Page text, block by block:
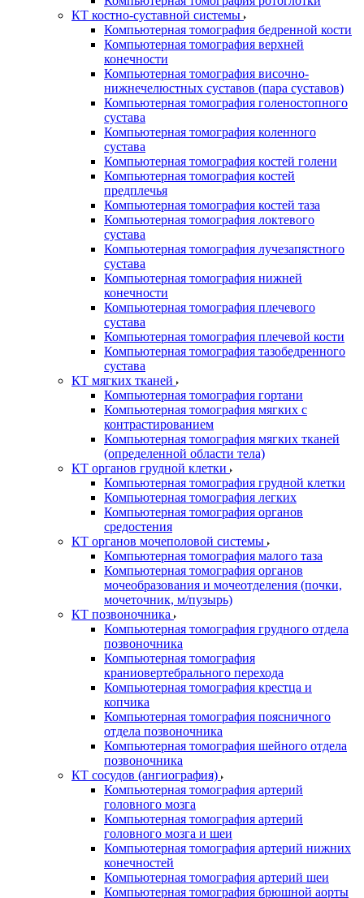
КТ костно-суставной системы
Компьютерная томография бедренной кости
Компьютерная томография верхней
конечности
Компьютерная томография височно-
нижнечелюстных суставов (пара суставов)
Компьютерная томография голеностопного
сустава
Компьютерная томография коленного
сустава
Компьютерная томография костей голени
Компьютерная томография костей
предплечья
Компьютерная томография костей таза
Компьютерная томография локтевого
сустава
Компьютерная томография лучезапястного
сустава
Компьютерная томография нижней
конечности
Компьютерная томография плечевого
сустава
Компьютерная томография плечевой кости
Компьютерная томография тазобедренного
сустава
КТ мягких тканей
Компьютерная томография гортани
Компьютерная томография мягких с
контрастированием
Компьютерная томография мягких тканей
(определенной области тела)
КТ органов грудной клетки
Компьютерная томография грудной клетки
Компьютерная томография легких
Компьютерная томография органов
средостения
КТ органов мочеполовой системы
Компьютерная томография малого таза
Компьютерная томография органов
мочеобразования и мочеотделения (почки,
мочеточник, м/пузырь)
КТ позвоночника
Компьютерная томография грудного отдела
позвоночника
Компьютерная томография
краниовертебрального перехода
Компьютерная томография крестца и
копчика
Компьютерная томография поясничного
отдела позвоночника
Компьютерная томография шейного отдела
позвоночника
КТ сосудов (ангиография)
Компьютерная томография артерий
головного мозга
Компьютерная томография артерий
головного мозга и шеи
Компьютерная томография артерий нижних
конечностей
Компьютерная томография артерий шеи
Компьютерная томография брюшной аорты